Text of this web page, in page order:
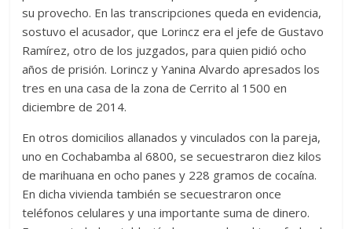
su provecho. En las transcripciones queda en evidencia,
sostuvo el acusador, que Lorincz era el jefe de Gustavo
Ramírez, otro de los juzgados, para quien pidió ocho
años de prisión. Lorincz y Yanina Alvardo apresados los
tres en una casa de la zona de Cerrito al 1500 en
diciembre de 2014.
En otros domicilios allanados y vinculados con la pareja,
uno en Cochabamba al 6800, se secuestraron diez kilos
de marihuana en ocho panes y 228 gramos de cocaína.
En dicha vivienda también se secuestraron once
teléfonos celulares y una importante suma de dinero.